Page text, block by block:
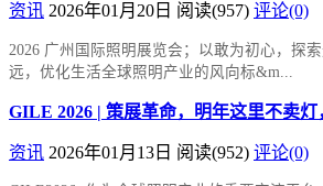
资讯 2026年01月20日 阅读(957) 评论(0)
2026 广州国际照明展览会；以敢为初心，探
远，优化生活全球照明产业的风向标&m...
GILE 2026 | 策展革命，明年这里不卖灯
资讯 2026年01月13日 阅读(952) 评论(0)